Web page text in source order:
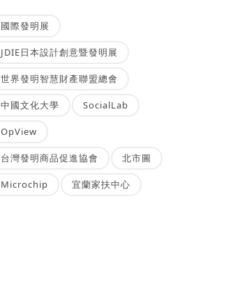
國際發明展
JDIE日本設計創意暨發明展
世界發明智慧財產聯盟總會
中國文化大學 SocialLab
OpView
台灣發明商品促進協會 北市圖
Microchip 宜蘭家扶中心